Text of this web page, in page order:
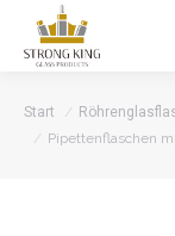
Start
Pipettenflaschen